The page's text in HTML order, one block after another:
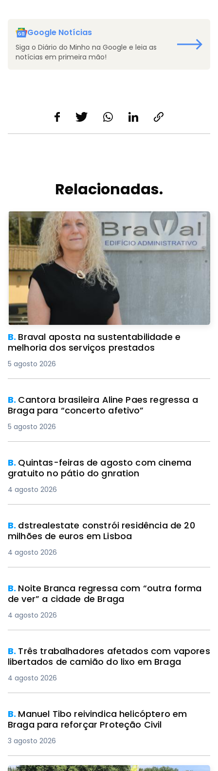
Google Notícias
Siga o Diário do Minho na Google e leia as
notícias em primeira mão!
Relacionadas.
B. Braval aposta na sustentabilidade e
melhoria dos serviços prestados
5 agosto 2026
B. Cantora brasileira Aline Paes regressa a
Braga para “concerto afetivo”
5 agosto 2026
B. Quintas-feiras de agosto com cinema
gratuito no pátio do gnration
4 agosto 2026
B. dstrealestate constrói residência de 20
milhões de euros em Lisboa
4 agosto 2026
B. Noite Branca regressa com “outra forma
de ver” a cidade de Braga
4 agosto 2026
B. Três trabalhadores afetados com vapores
libertados de camião do lixo em Braga
4 agosto 2026
B. Manuel Tibo reivindica helicóptero em
Braga para reforçar Proteção Civil
3 agosto 2026